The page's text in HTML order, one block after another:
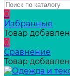
0
Избранные
Товар
0
Сравнение
Товар